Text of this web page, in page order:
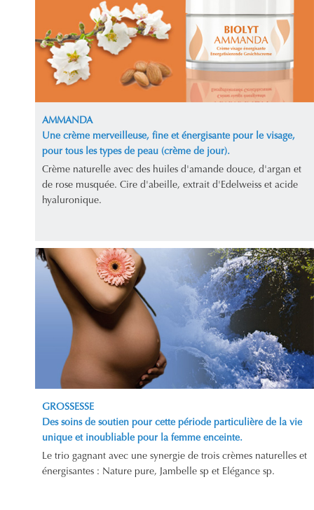
AMMANDA
Une crème merveilleuse, fine et énergisante pour le visage,
pour tous les types de peau (crème de jour).
Crème naturelle avec des huiles d'amande douce, d'argan et
de rose musquée. Cire d'abeille, extrait d'Edelweiss et acide
hyaluronique.
GROSSESSE
Des soins de soutien pour cette période particulière de la vie
unique et inoubliable pour la femme enceinte.
Le trio gagnant avec une synergie de trois crèmes naturelles et
énergisantes : Nature pure, Jambelle sp et Elégance sp.